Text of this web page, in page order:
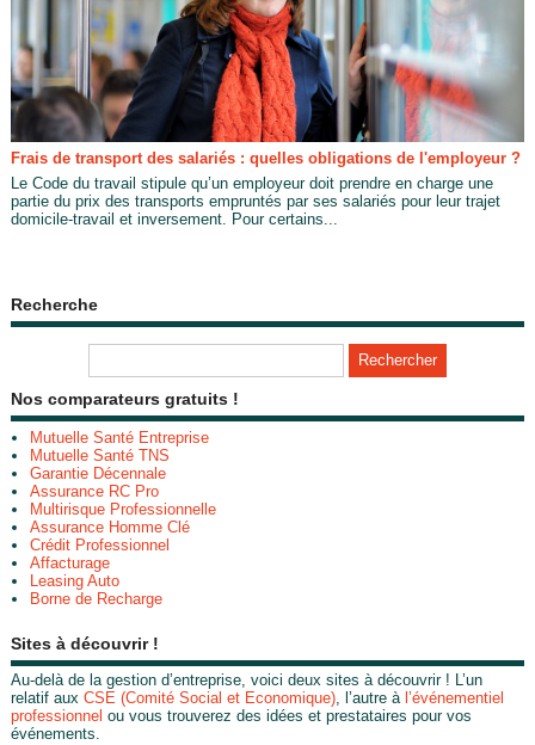
Frais de transport des salariés : quelles obligations de l'employeur ?
Le Code du travail stipule qu’un employeur doit prendre en charge une
partie du prix des transports empruntés par ses salariés pour leur trajet
domicile-travail et inversement. Pour certains...
Recherche
Nos comparateurs gratuits !
Mutuelle Santé Entreprise
Mutuelle Santé TNS
Garantie Décennale
Assurance RC Pro
Multirisque Professionnelle
Assurance Homme Clé
Crédit Professionnel
Affacturage
Leasing Auto
Borne de Recharge
Sites à découvrir !
Au-delà de la gestion d’entreprise, voici deux sites à découvrir ! L’un
relatif aux CSE (Comité Social et Economique), l’autre à l’événementiel
professionnel ou vous trouverez des idées et prestataires pour vos
événements.